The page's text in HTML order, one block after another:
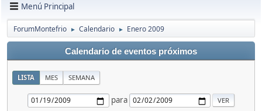
Menú Principal
ForumMontefrio ► Calendario ► Enero 2009
Calendario de eventos próximos
LISTA MES SEMANA
para